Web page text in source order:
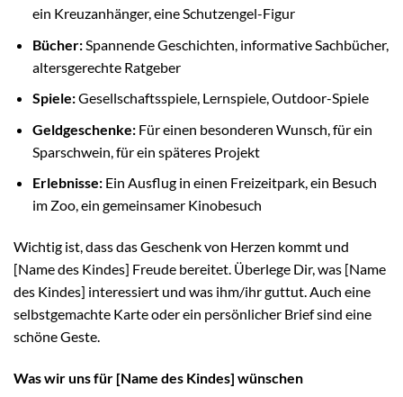
ein Kreuzanhänger, eine Schutzengel-Figur
Bücher:Spannende Geschichten, informative Sachbücher,
altersgerechte Ratgeber
Spiele:Gesellschaftsspiele, Lernspiele, Outdoor-Spiele
Geldgeschenke:Für einen besonderen Wunsch, für ein
Sparschwein, für ein späteres Projekt
Erlebnisse:Ein Ausflug in einen Freizeitpark, ein Besuch
im Zoo, ein gemeinsamer Kinobesuch
Wichtig ist, dass das Geschenk von Herzen kommt und
[Name des Kindes] Freude bereitet. Überlege Dir, was [Name
des Kindes] interessiert und was ihm/ihr guttut. Auch eine
selbstgemachte Karte oder ein persönlicher Brief sind eine
schöne Geste.
Was wir uns für [Name des Kindes] wünschen